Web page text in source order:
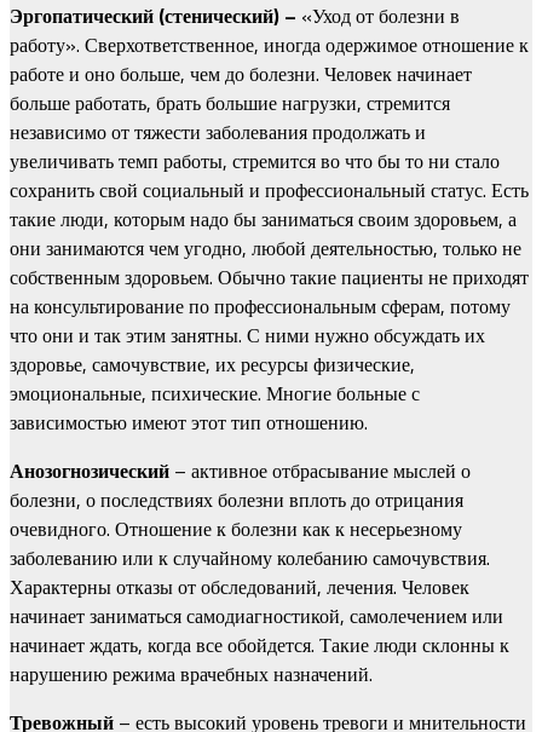
Эргопатический (стенический) – «Уход от болезни в
работу». Сверхответственное, иногда одержимое отношение к
работе и оно больше, чем до болезни. Человек начинает
больше работать, брать большие нагрузки, стремится
независимо от тяжести заболевания продолжать и
увеличивать темп работы, стремится во что бы то ни стало
сохранить свой социальный и профессиональный статус. Есть
такие люди, которым надо бы заниматься своим здоровьем, а
они занимаются чем угодно, любой деятельностью, только не
собственным здоровьем. Обычно такие пациенты не приходят
на консультирование по профессиональным сферам, потому
что они и так этим занятны. С ними нужно обсуждать их
здоровье, самочувствие, их ресурсы физические,
эмоциональные, психические. Многие больные с
зависимостью имеют этот тип отношению.
Анозогнозический – активное отбрасывание мыслей о
болезни, о последствиях болезни вплоть до отрицания
очевидного. Отношение к болезни как к несерьезному
заболеванию или к случайному колебанию самочувствия.
Характерны отказы от обследований, лечения. Человек
начинает заниматься самодиагностикой, самолечением или
начинает ждать, когда все обойдется. Такие люди склонны к
нарушению режима врачебных назначений.
Тревожный – есть высокий уровень тревоги и мнительности